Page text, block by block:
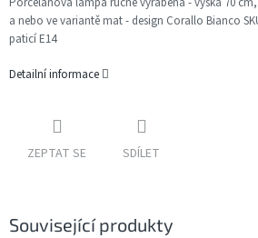
a nebo ve variantě mat- design Corallo Bianco
paticí E14
Detailní informace
ZEPTAT SE SDÍLET
Související produkty